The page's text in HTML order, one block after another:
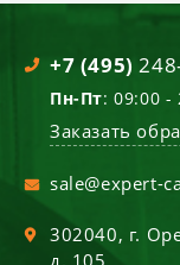
+7 (495)
Пн-Пт: 09:00 -
Заказать
sale@expert-
302040, г.